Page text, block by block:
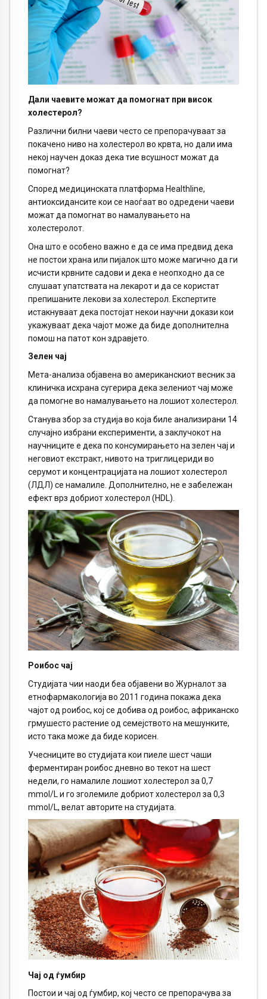
Дали чаевите можат да помогнат при висок
холестерол?
Различни билни чаеви често се препорачуваат за
покачено ниво на холестерол во крвта, но дали има
некој научен доказ дека тие всушност можат да
помогнат?
Според медицинската платформа Healthline,
антиоксидансите кои се наоѓаат во одредени чаеви
можат да помогнат во намалувањето на
холестеролот.
Она што е особено важно е да се има предвид дека
не постои храна или пијалок што може магично да ги
исчисти крвните садови и дека е неопходно да се
слушаат упатствата на лекарот и да се користат
препишаните лекови за холестерол. Експертите
истакнуваат дека постојат некои научни докази кои
укажуваат дека чајот може да биде дополнителна
помош на патот кон здравјето.
Зелен чај
Мета-анализа објавена во американскиот весник за
клиничка исхрана сугерира дека зелениот чај може
да помогне во намалувањето на лошиот холестерол.
Станува збор за студија во која биле анализирани 14
случајно избрани експерименти, а заклучокот на
научниците е дека по консумирањето на зелен чај и
неговиот екстракт, нивото на триглицериди во
серумот и концентрацијата на лошиот холестерол
(ЛДЛ) се намалиле. Дополнително, не е забележан
ефект врз добриот холестерол (HDL).
Роибос чај
Студијата чии наоди беа објавени во Журналот за
етнофармакологија во 2011 година покажа дека
чајот од роибос, кој се добива од роибос, африканско
грмушесто растение од семејството на мешунките,
исто така може да биде корисен.
Учесниците во студијата кои пиеле шест чаши
ферментиран роибос дневно во текот на шест
недели, го намалиле лошиот холестерол за 0,7
mmol/L и го зголемиле добриот холестерол за 0,3
mmol/L, велат авторите на студијата.
Чај од ѓумбир
Постои и чај од ѓумбир, кој често се препорачува за